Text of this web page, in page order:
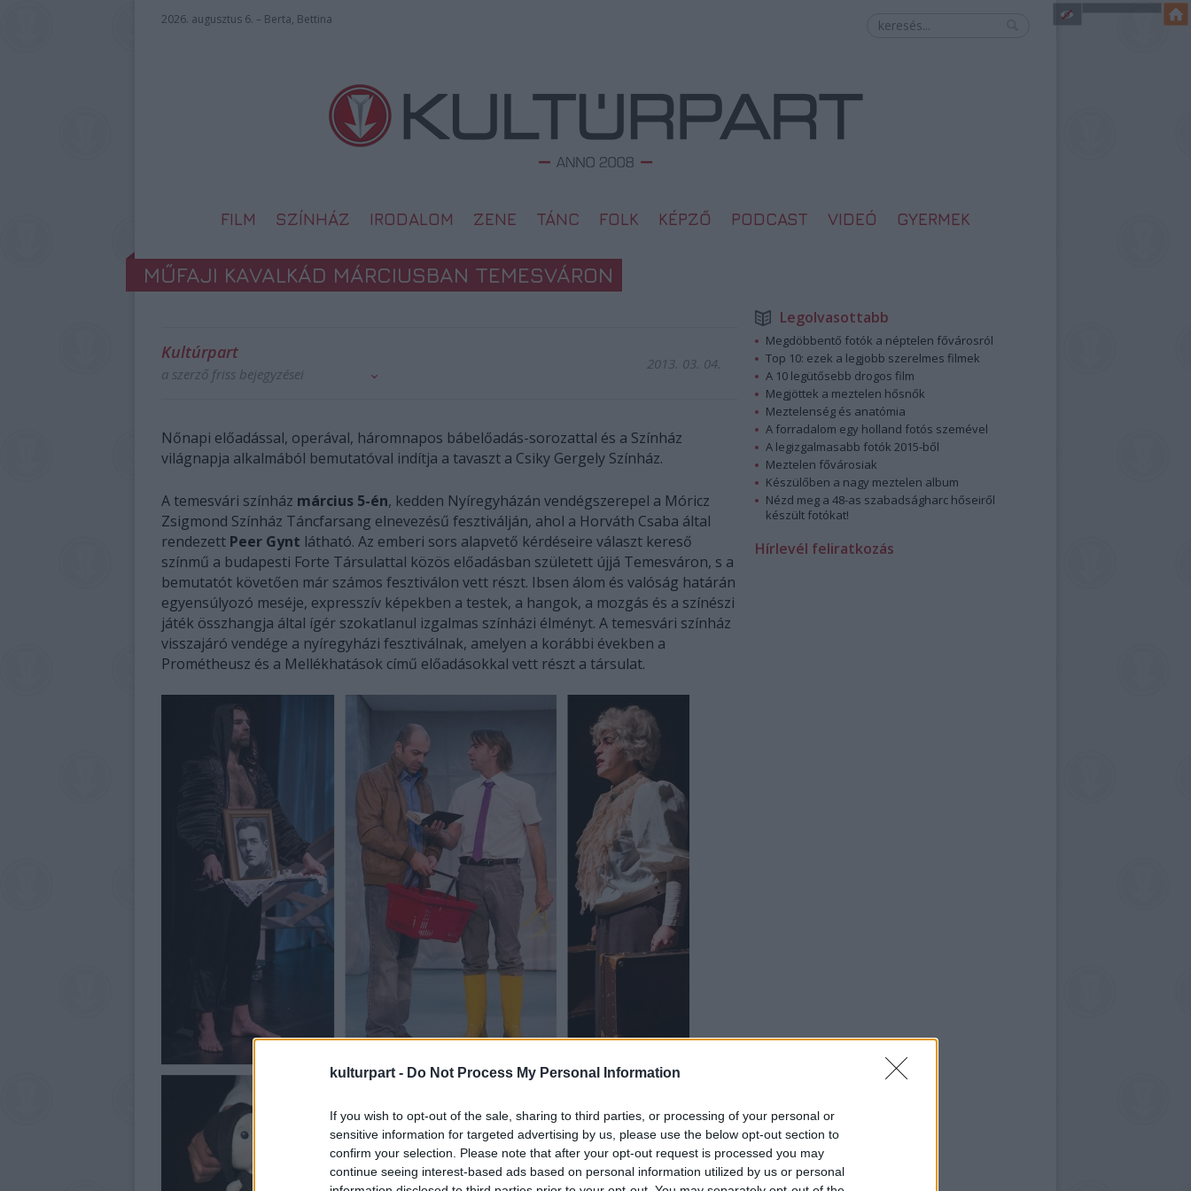
kulturpart - Do Not Process My Personal Information
If you wish to opt-out of the sale, sharing to third parties, or processing of your personal or
sensitive information for targeted advertising by us, please use the below opt-out section to
confirm your selection. Please note that after your opt-out request is processed you may
continue seeing interest-based ads based on personal information utilized by us or personal
2026. augusztus 6. – Berta, Bettina
FILM SZÍNHÁZ IRODALOM ZENE TÁNC FOLK KÉPZŐ PODCAST VIDEÓ GYERMEK
MŰFAJI KAVALKÁD MÁRCIUSBAN TEMESVÁRON
Kultúrpart
a szerző friss bejegyzései
2013. 03. 04.
Nőnapi előadással, operával, háromnapos bábelőadás-sorozattal és a Színház
világnapja alkalmából bemutatóval indítja a tavaszt a Csiky Gergely Színház.
A temesvári színház március 5-én, kedden Nyíregyházán vendégszerepel a Móricz
Zsigmond Színház Táncfarsang elnevezésű fesztiválján, ahol a Horváth Csaba által
rendezett Peer Gynt látható. Az emberi sors alapvető kérdéseire választ kereső
színmű a budapesti Forte Társulattal közös előadásban született újjá Temesváron, s a
bemutatót követően már számos fesztiválon vett részt. Ibsen álom és valóság határán
egyensúlyozó meséje, expresszív képekben a testek, a hangok, a mozgás és a színészi
játék összhangja által ígér szokatlanul izgalmas színházi élményt. A temesvári színház
visszajáró vendége a nyíregyházi fesztiválnak, amelyen a korábbi években a
Prométheusz és a Mellékhatások című előadásokkal vett részt a társulat.
Legolvasottabb
Megdöbbentő fotók a néptelen fővárosról
Top 10: ezek a legjobb szerelmes filmek
A 10 legütősebb drogos film
Megjöttek a meztelen hősnők
Meztelenség és anatómia
A forradalom egy holland fotós szemével
A legizgalmasabb fotók 2015-ből
Meztelen fővárosiak
Készülőben a nagy meztelen album
Nézd meg a 48-as szabadságharc hőseiről
készült fotókat!
Hírlevél feliratkozás